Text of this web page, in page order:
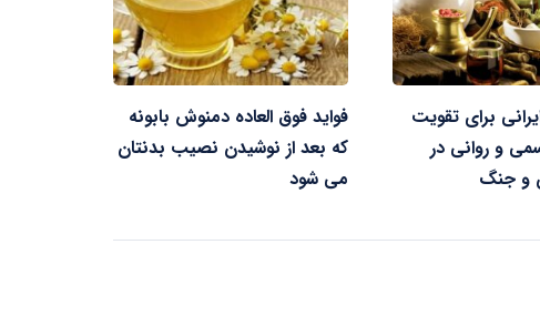
برای تقویت
و روانی در
و جنگ
فواید فوق العاده دمنوش بابونه
که بعد از نوشیدن نصیب بدنتان
می شود